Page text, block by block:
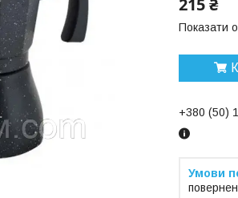
Показати
+380 (50)